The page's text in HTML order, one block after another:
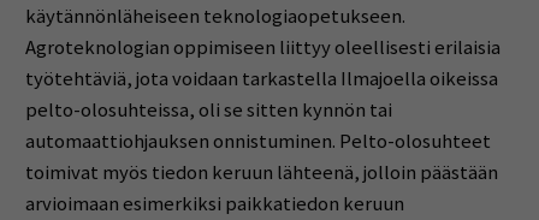
käytännönläheiseen teknologiaopetukseen.
Agroteknologian oppimiseen liittyy oleellisesti erilaisia
työtehtäviä, jota voidaan tarkastella Ilmajoella oikeissa
pelto-olosuhteissa, oli se sitten kynnön tai
automaattiohjauksen onnistuminen. Pelto-olosuhteet
toimivat myös tiedon keruun lähteenä, jolloin päästään
arvioimaan esimerkiksi paikkatiedon keruun